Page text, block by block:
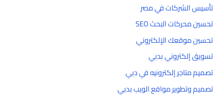
تأسيس الشركات في مصر
تحسين محركات البحث SEO
تحسين موقعك الإلكتروني
تسويق إلكتروني بدبي
تصميم متاجر إلكترونيه في دبي
تصميم وتطوير مواقع الويب بدبي